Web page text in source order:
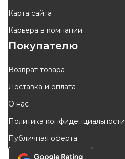
ZEEKR
Карта сайта
Карьера в компании
Покупателю
Возврат товара
Доставка и оплата
О нас
Политика конфиденциальности
Публичная оферта